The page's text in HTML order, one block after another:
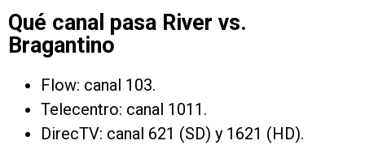
Qué canal pasa River vs.
Bragantino
Flow: canal 103.
Telecentro: canal 1011.
DirecTV: canal 621 (SD) y 1621 (HD).